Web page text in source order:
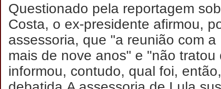
Questionado pela reportagem
Costa, o ex-presidente afirmou,
assessoria, que "a reunião com
mais de nove anos" e "não
informou, contudo, qual foi,